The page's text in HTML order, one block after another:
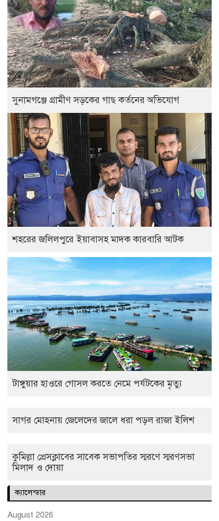
সুনামগঞ্জে গ্রামীণ সড়কের গাছ কর্তনের অভিযোগ
শহরের জলিলপুরে ইয়াবাসহ মাদক কারবারি আটক
টাঙ্গুয়ার হাওরে গোসল করতে নেমে পর্যটকের মৃত্যু
সাগর মোহনায় জেলেদের জালে ধরা পড়ল রাজা ইলিশ
কুমিল্লা প্রেসক্লাবের সাবেক সভাপতির স্মরণে স্মরণসভা
মিলাদ ও দোয়া
ক্যালেন্ডার
August 2026